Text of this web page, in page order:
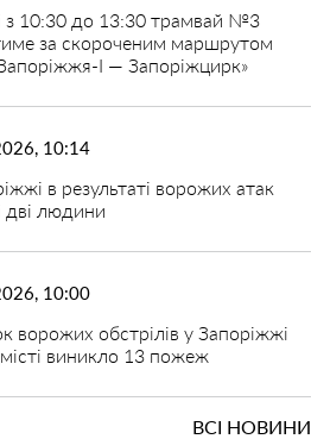
з 10:30 до 13:30 трамвай №3
за скороченим маршрутом
I — Запоріжцирк»
10:14
в результаті ворожих атак
дві людини
10:00
ворожих обстрілів у Запоріжжі
виникло 13 пожеж
ВСІ НОВИНИ